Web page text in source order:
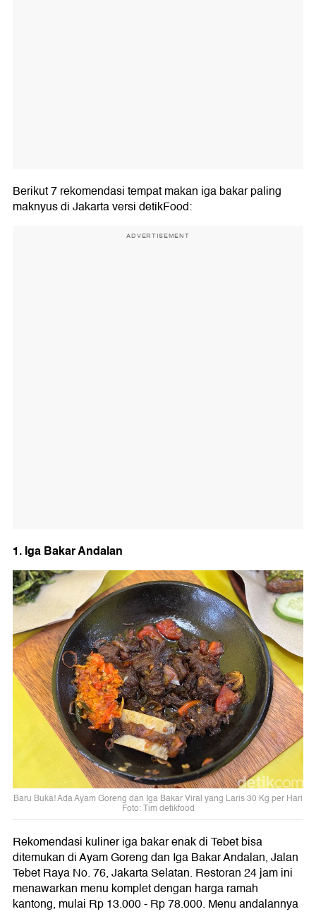
Berikut 7 rekomendasi tempat makan iga bakar paling
maknyus di Jakarta versi detikFood:
ADVERTISEMENT
1. Iga Bakar Andalan
Baru Buka! Ada Ayam Goreng dan Iga Bakar Viral yang Laris 30 Kg per Hari
Foto: Tim detikfood
Rekomendasi kuliner iga bakar enak di Tebet bisa
ditemukan di Ayam Goreng dan Iga Bakar Andalan, Jalan
Tebet Raya No. 76, Jakarta Selatan. Restoran 24 jam ini
menawarkan menu komplet dengan harga ramah
kantong, mulai Rp 13.000 - Rp 78.000. Menu andalannya